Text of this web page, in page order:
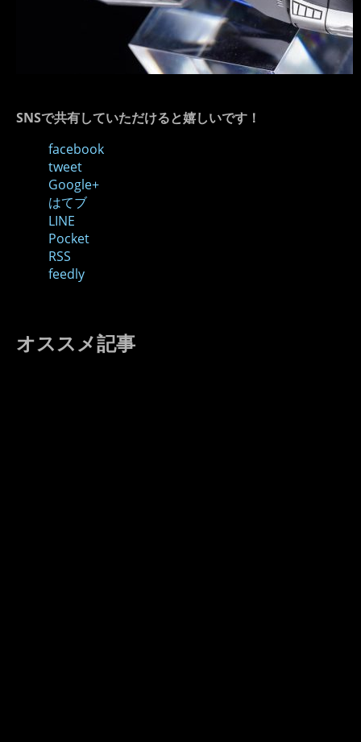
SNSで共有していただけると嬉しいです！
facebook
tweet
Google+
はてブ
LINE
Pocket
RSS
feedly
オススメ記事